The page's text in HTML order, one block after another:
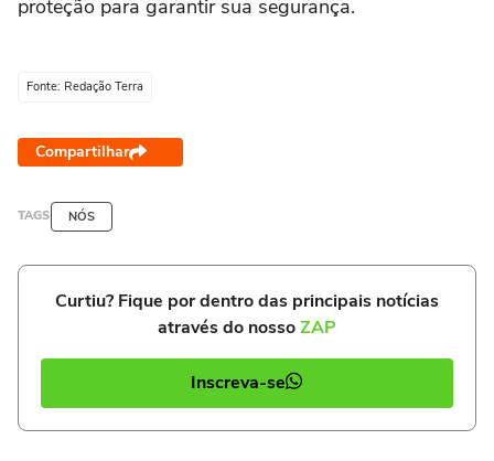
proteção para garantir sua segurança.
Fonte: Redação Terra
Compartilhar
TAGS NÓS
Curtiu? Fique por dentro das principais notícias
através do nossoZAP
Inscreva-se